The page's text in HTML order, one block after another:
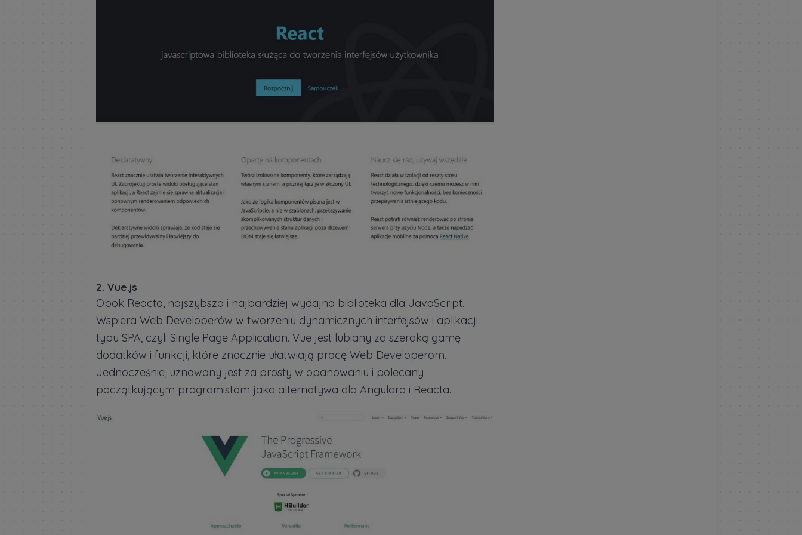
2. Vue.js
Obok Reacta, najszybsza i najbardziej wydajna biblioteka dla JavaScript.
Wspiera Web Developerów w tworzeniu dynamicznych interfejsów i aplikacji
typu SPA, czyli Single Page Application. Vue jest lubiany za szeroką gamę
dodatków i funkcji, które znacznie ułatwiają pracę Web Developerom.
Jednocześnie, uznawany jest za prosty w opanowaniu i polecany
początkującym programistom jako alternatywa dla Angulara i Reacta.